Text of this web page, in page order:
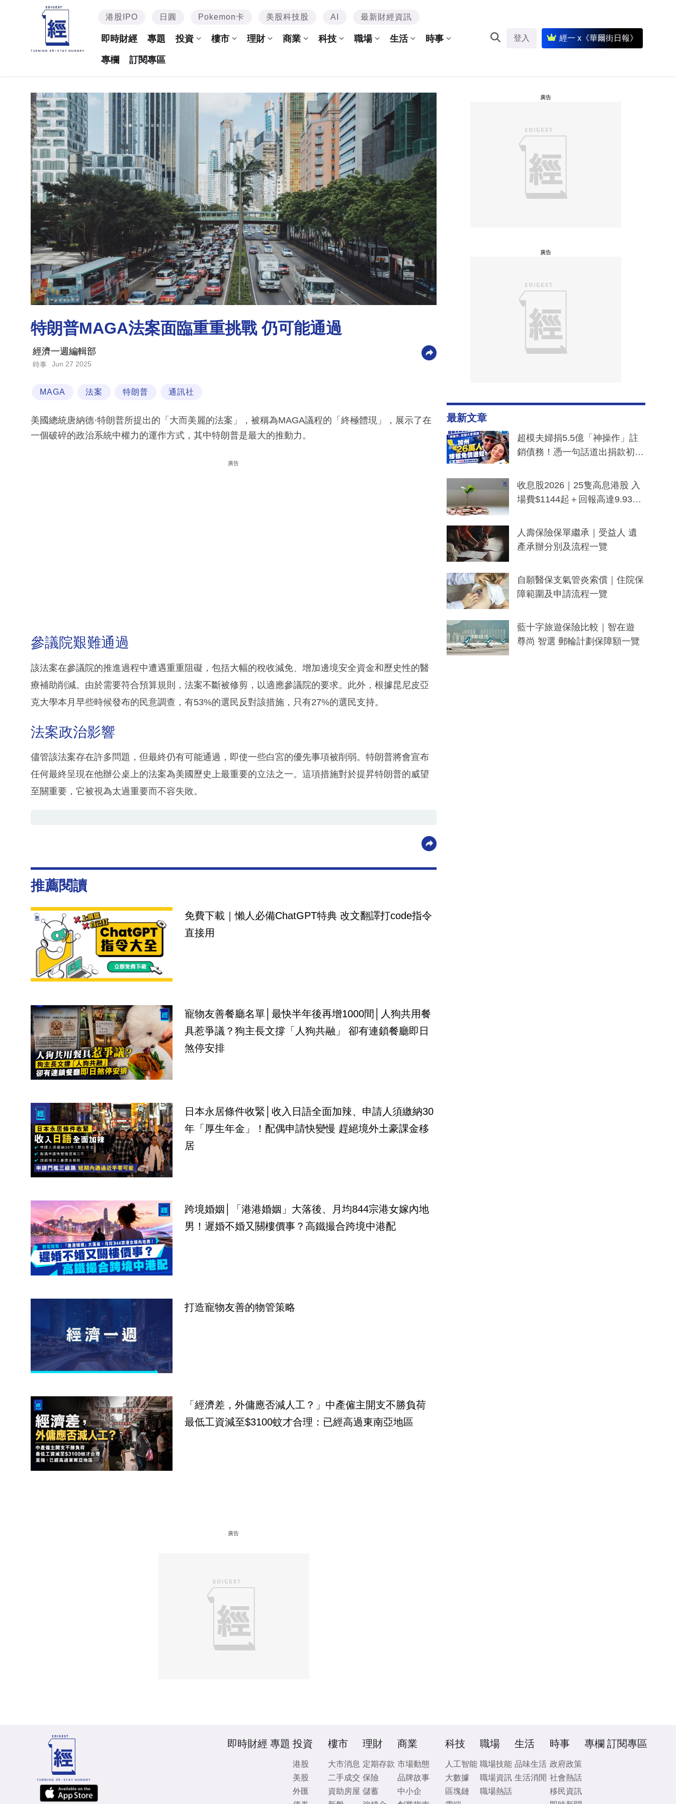
港股IPO 日圓 Pokemon卡 美股科技股 AI 最新財經資訊
即時財經 專題 投資 樓市 理財 商業 科技 職場 生活 時事
專欄 訂閱專區
登入 經一 x《華爾街日報》
特朗普MAGA法案面臨重重挑戰 仍可能通過
經濟一週編輯部
時事 Jun 27 2025
MAGA 法案 特朗普 通訊社
美國總統唐納德·特朗普所提出的「大而美麗的法案」，被稱為MAGA議程的「終極體現」，展示了在
一個破碎的政治系統中權力的運作方式，其中特朗普是最大的推動力。
廣告
參議院艱難通過
該法案在參議院的推進過程中遭遇重重阻礙，包括大幅的稅收減免、增加邊境安全資金和歷史性的醫
療補助削減。由於需要符合預算規則，法案不斷被修剪，以適應參議院的要求。此外，根據昆尼皮亞
克大學本月早些時候發布的民意調查，有53%的選民反對該措施，只有27%的選民支持。
法案政治影響
儘管該法案存在許多問題，但最終仍有可能通過，即使一些白宮的優先事項被削弱。特朗普將會宣布
任何最終呈現在他辦公桌上的法案為美國歷史上最重要的立法之一。這項措施對於提昇特朗普的威望
至關重要，它被視為太過重要而不容失敗。
推薦閱讀
免費下載｜懶人必備ChatGPT特典 改文翻譯打code指令
直接用
寵物友善餐廳名單│最快半年後再增1000間│人狗共用餐
具惹爭議？狗主長文撐「人狗共融」 卻有連鎖餐廳即日
煞停安排
日本永居條件收緊│收入日語全面加辣、申請人須繳納30
年「厚生年金」！配偶申請快變慢 趕絕境外土豪課金移
居
跨境婚姻│「港港婚姻」大落後、月均844宗港女嫁內地
男！遲婚不婚又關樓價事？高鐵撮合跨境中港配
打造寵物友善的物管策略
「經濟差，外傭應否減人工？」中產僱主開支不勝負荷
最低工資減至$3100蚊才合理：已經高過東南亞地區
廣告
廣告
廣告
最新文章
超模夫婦捐5.5億「神操作」註
銷債務！憑一句話道出捐款初
一度被誤當詐騙手段
收息股2026｜25隻高息港股 入
場費$1144起＋回報高達9.93
人壽保險保單繼承｜受益人 遺
產承辦分別及流程一覽
自願醫保支氣管炎索償｜住院保
障範圍及申請流程一覽
藍十字旅遊保險比較｜智在遊
尊尚 智選 郵輪計劃保障額一覽
即時財經 專題 投資
港股
美股
外匯
樓市
大市消息
二手成交
資助房屋
理財
定期存款
保險
儲蓄
商業
市場動態
品牌故事
中小企
科技
人工智能
大數據
區塊鏈
職場
職場技能
職場資訊
職場熱話
生活
品味生活
生活消閒
時事
政府政策
社會熱話
移民資訊
專欄 訂閱專區